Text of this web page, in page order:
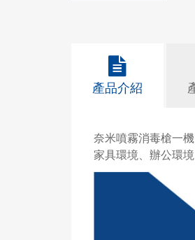
產品介紹
奈米噴霧消毒槍一
家具環境、辦公環